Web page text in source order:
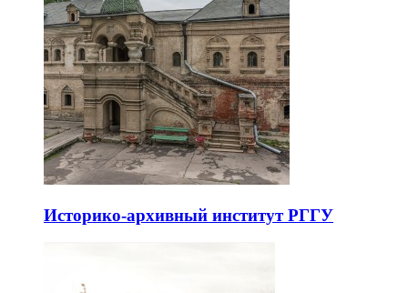
Историко-архивный институт РГГУ